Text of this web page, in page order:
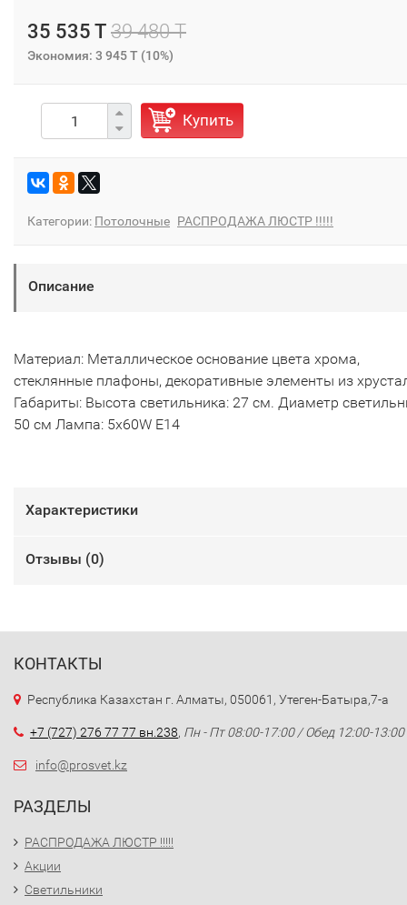
35 535 T 39 480 T
Экономия: 3 945 T (10%)
Купить
Категории: Потолочные РАСПРОДАЖА ЛЮСТР !!!!!
Описание
Материал: Металлическое основание цвета хрома,
стеклянные плафоны, декоративные элементы из
Габариты: Высота светильника: 27 см. Диаметр
50 см Лампа: 5х60W E14
Характеристики
Отзывы (0)
КОНТАКТЫ
Республика Казахстан г. Алматы, 050061, Утеген-Батыра,7-а
+7 (727) 276 77 77 вн.238, Пн - Пт 08:00-17:00 / Обед 12:00-13:00
info@prosvet.kz
РАЗДЕЛЫ
РАСПРОДАЖА ЛЮСТР !!!!!
Акции
Светильники